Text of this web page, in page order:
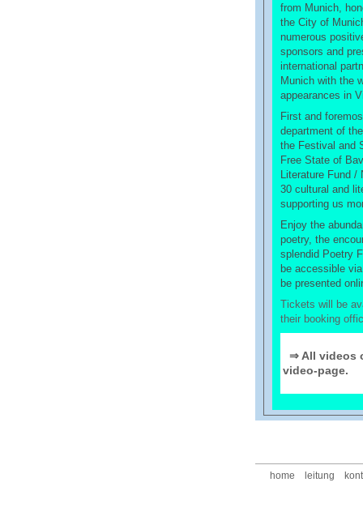
from Munich,
the City of
numerous
sponsors and
international
Munich with the
appearances in
First and
department of
the Festival and
Free State of
Literature Fund
30 cultural and
supporting us
Enjoy the
poetry, the
splendid Poetry
be accessible
be presented
Tickets will be
their booking
⇒ All videos
video-page.
home leitung